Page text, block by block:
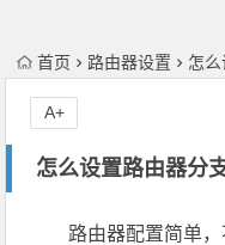
首页 路由器设置 怎
怎么设置路由器分
A+
路由器配置简单